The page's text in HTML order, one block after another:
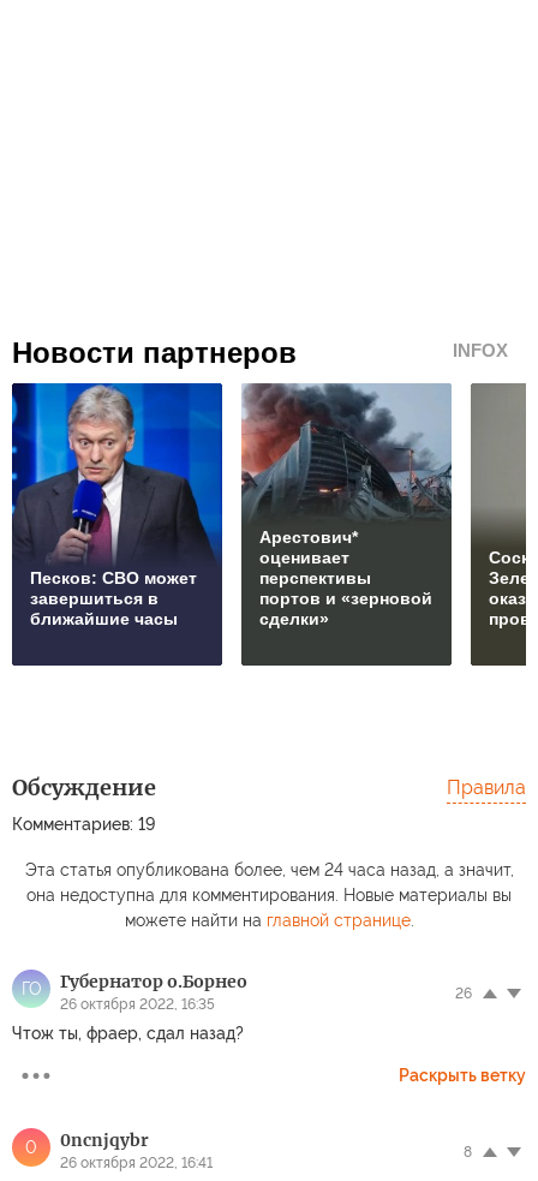
Новости партнеров INFOX
Песков: СВО может
завершиться в
ближайшие часы
Арестович*
оценивает
перспективы
портов и «зерновой
сделки»
Обсуждение
Комментариев: 19
Правила
Эта статья опубликована более, чем 24 часа назад, а значит,
она недоступна для комментирования. Новые материалы вы
можете найти на главной странице.
ГО Губернатор о.Борнео
26 октября 2022, 16:35
26
Чтож ты, фраер, сдал назад?
Раскрыть ветку
0 0ncnjqybr
26 октября 2022, 16:41
8